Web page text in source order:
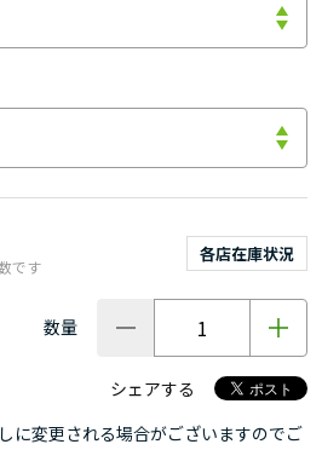
各店在庫状況
です
数量
シェアする
に変更される場合がございますのでご